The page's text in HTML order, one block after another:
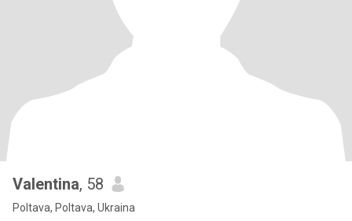
Valentina, 58
Poltava, Poltava, Ukraina